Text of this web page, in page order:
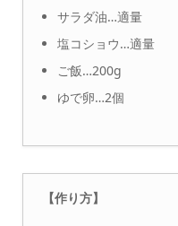
サラダ油…適量
塩コショウ…適量
ご飯…200g
ゆで卵…2個
【作り方】